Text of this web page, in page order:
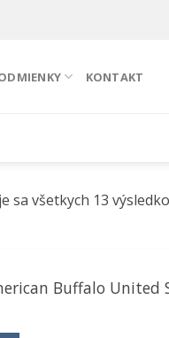
KONTAKT
sa všetkych 13
Buffalo United